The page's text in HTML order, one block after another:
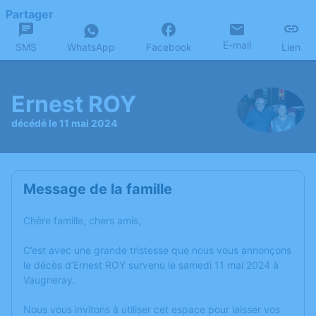
Partager
SMS WhatsApp Facebook E-mail Lien
Ernest ROY
décédé le 11 mai 2024
Message de la famille
Chère famille, chers amis,
C’est avec une grande tristesse que nous vous annonçons
le décès d’Ernest ROY survenu le samedi 11 mai 2024 à
Vaugneray.
Nous vous invitons à utiliser cet espace pour laisser vos